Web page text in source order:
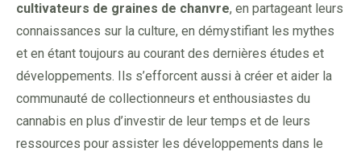
cultivateurs de graines de chanvre, en partageant leurs
connaissances sur la culture, en démystifiant les mythes
et en étant toujours au courant des dernières études et
développements. Ils s’efforcent aussi à créer et aider la
communauté de collectionneurs et enthousiastes du
cannabis en plus d’investir de leur temps et de leurs
ressources pour assister les développements dans le